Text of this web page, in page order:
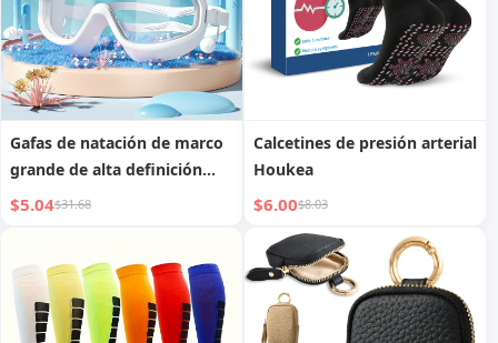
Gafas de natación de marco
grande de alta definición
con tapones para los oídos
$5.04$31.68
Calcetines de presión arterial
Houkea
$6.00$8.03